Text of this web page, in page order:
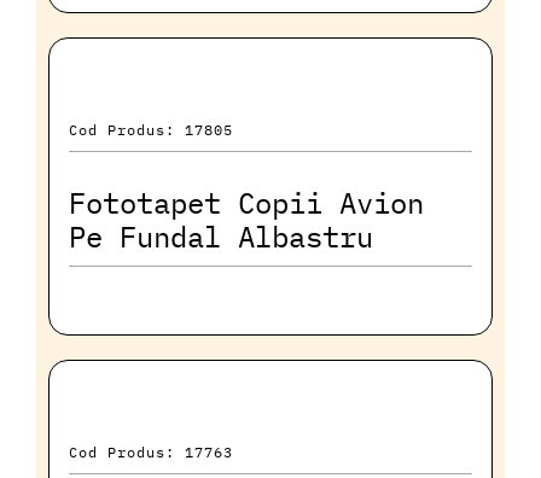
Cod Produs: 17805
Fototapet Copii Avion
Pe Fundal Albastru
Cod Produs: 17763